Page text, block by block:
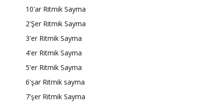
10'ar Ritmik Sayma
2'Şer Ritmik Sayma
3'er Ritmik Sayma
4'er Ritmik Sayma
5'er Ritmik Sayma
6'şar Ritmik sayma
7'şer Ritmik Sayma